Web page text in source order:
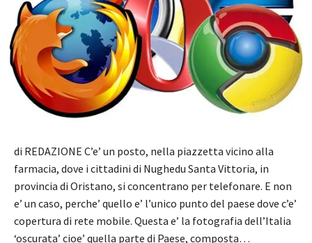
di REDAZIONE C’e’ un posto, nella piazzetta vicino alla
farmacia, dove i cittadini di Nughedu Santa Vittoria, in
provincia di Oristano, si concentrano per telefonare. E non
e’ un caso, perche’ quello e’ l’unico punto del paese dove c’e’
copertura di rete mobile. Questa e’ la fotografia dell’Italia
‘oscurata’ cioe’ quella parte di Paese, composta…